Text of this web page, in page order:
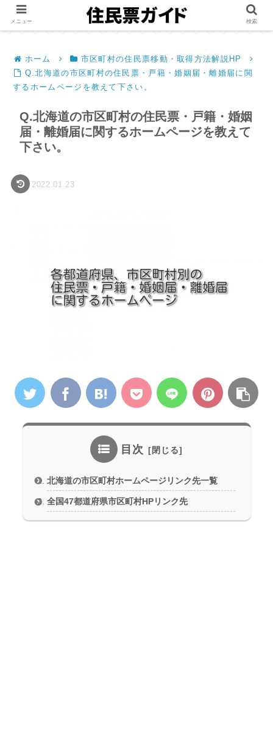
ホーム
市区町村の住民票移動・取得方法解説HP
Q.北海道の市区町村の住民票・戸籍・婚姻届・離婚届に関
するホームページを教えて下さい。
Q.北海道の市区町村の住民票・戸籍・婚姻
届・離婚届に関するホームページを教えて
下さい。
2022.01.23
目次
北海道の市区町村ホームページリンク先一覧
全国47都道府県市区町村HPリンク先
メニュー 検索